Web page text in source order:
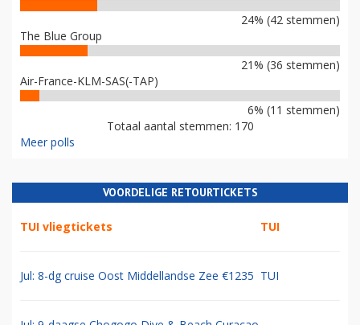
24% (42 stemmen)
The Blue Group
21% (36 stemmen)
Air-France-KLM-SAS(-TAP)
6% (11 stemmen)
Totaal aantal stemmen: 170
Meer polls
VOORDELIGE RETOURTICKETS
TUI vliegtickets TUI
Jul: 8-dg cruise Oost Middellandse Zee €1235 TUI